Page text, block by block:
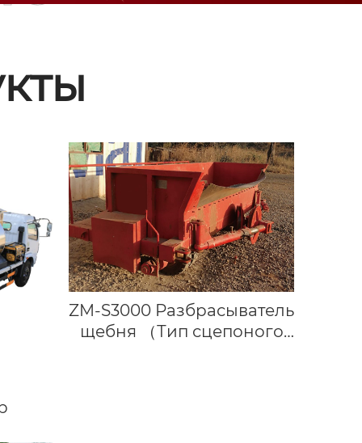
ZM-S3000 Разбрасыватель
щебня （Тип сцепоного